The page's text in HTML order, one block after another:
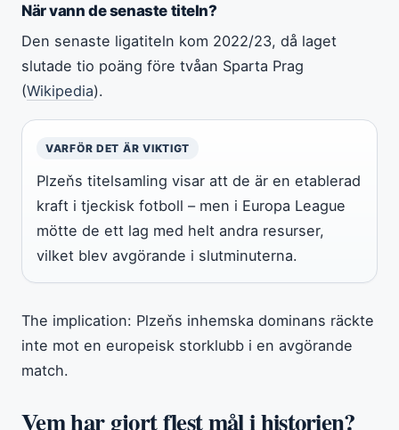
När vann de senaste titeln?
Den senaste ligatiteln kom 2022/23, då laget
slutade tio poäng före tvåan Sparta Prag
(Wikipedia).
VARFÖR DET ÄR VIKTIGT
Plzeňs titelsamling visar att de är en etablerad
kraft i tjeckisk fotboll – men i Europa League
mötte de ett lag med helt andra resurser,
vilket blev avgörande i slutminuterna.
The implication: Plzeňs inhemska dominans räckte
inte mot en europeisk storklubb i en avgörande
match.
Vem har gjort flest mål i historien?